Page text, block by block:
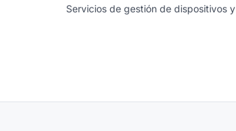
Servicios de gestión de dispositivos